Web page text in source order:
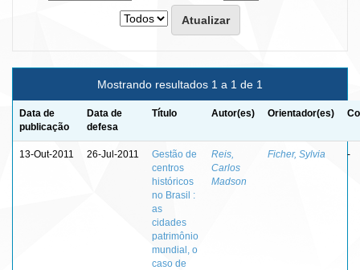
Mostrando resultados 1 a 1 de 1
Data de
publicação
Data de
defesa
Título Autor(es) Orientador(es)
13-Out-2011 26-Jul-2011
Gestão de
centros
históricos
no Brasil :
as
cidades
patrimônio
mundial, o
caso de
Reis,
Carlos
Madson
Ficher, Sylvia -